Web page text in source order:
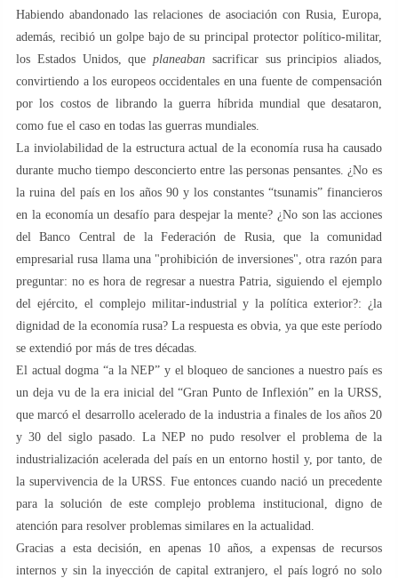
Habiendo abandonado las relaciones de asociación con Rusia, Europa,
además, recibió un golpe bajo de su principal protector político-militar,
los Estados Unidos, que planeaban sacrificar sus principios aliados,
convirtiendo a los europeos occidentales en una fuente de compensación
por los costos de librando la guerra híbrida mundial que desataron,
como fue el caso en todas las guerras mundiales.
La inviolabilidad de la estructura actual de la economía rusa ha causado
durante mucho tiempo desconcierto entre las personas pensantes. ¿No es
la ruina del país en los años 90 y los constantes “tsunamis” financieros
en la economía un desafío para despejar la mente? ¿No son las acciones
del Banco Central de la Federación de Rusia, que la comunidad
empresarial rusa llama una "prohibición de inversiones", otra razón para
preguntar: no es hora de regresar a nuestra Patria, siguiendo el ejemplo
del ejército, el complejo militar-industrial y la política exterior?: ¿la
dignidad de la economía rusa? La respuesta es obvia, ya que este período
se extendió por más de tres décadas.
El actual dogma “a la NEP” y el bloqueo de sanciones a nuestro país es
un deja vu de la era inicial del “Gran Punto de Inflexión” en la URSS,
que marcó el desarrollo acelerado de la industria a finales de los años 20
y 30 del siglo pasado. La NEP no pudo resolver el problema de la
industrialización acelerada del país en un entorno hostil y, por tanto, de
la supervivencia de la URSS. Fue entonces cuando nació un precedente
para la solución de este complejo problema institucional, digno de
atención para resolver problemas similares en la actualidad.
Gracias a esta decisión, en apenas 10 años, a expensas de recursos
internos y sin la inyección de capital extranjero, el país logró no solo